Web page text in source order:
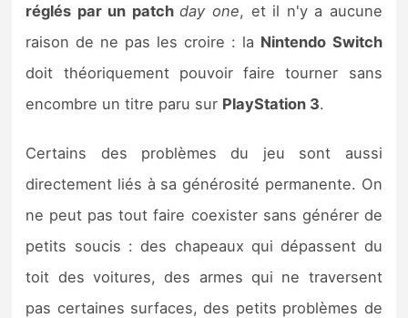
réglés par un patchday one, et il n'y a aucune
raison de ne pas les croire : la Nintendo Switch
doit théoriquement pouvoir faire tourner sans
encombre un titre paru sur PlayStation 3.
Certains des problèmes du jeu sont aussi
directement liés à sa générosité permanente. On
ne peut pas tout faire coexister sans générer de
petits soucis : des chapeaux qui dépassent du
toit des voitures, des armes qui ne traversent
pas certaines surfaces, des petits problèmes de